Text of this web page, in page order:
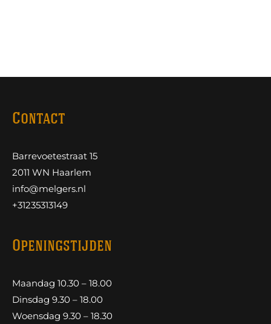
Contact
Barrevoetestraat 15
2011 WN Haarlem
info@melgers.nl
+31235313149
Openingstijden
Maandag 10.30 – 18.00
Dinsdag 9.30 – 18.00
Woensdag 9.30 – 18.30